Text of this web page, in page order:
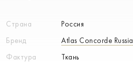
Страна
Россия
Бренд
Atlas Concorde Russia
Фактура
Ткань